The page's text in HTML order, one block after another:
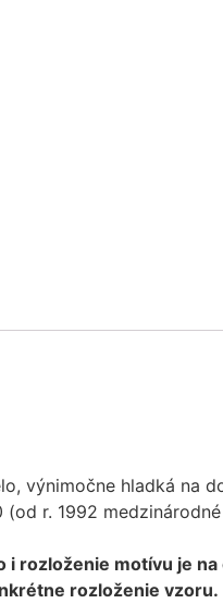
výnimočne hladká na
r. 1992
i rozloženie motívu je
rozloženie vzoru.